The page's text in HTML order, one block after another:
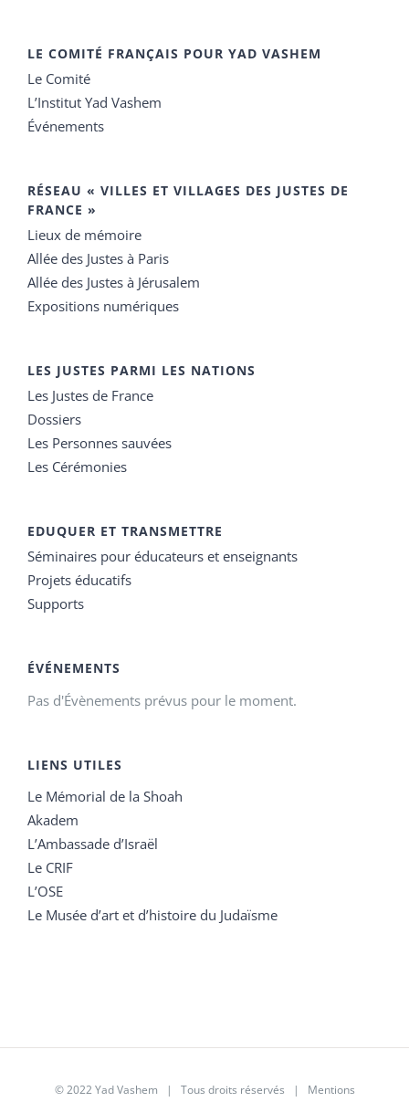
LE COMITÉ FRANÇAIS POUR YAD VASHEM
Le Comité
L’Institut Yad Vashem
Événements
RÉSEAU « VILLES ET VILLAGES DES JUSTES DE
FRANCE »
Lieux de mémoire
Allée des Justes à Paris
Allée des Justes à Jérusalem
Expositions numériques
LES JUSTES PARMI LES NATIONS
Les Justes de France
Dossiers
Les Personnes sauvées
Les Cérémonies
EDUQUER ET TRANSMETTRE
Séminaires pour éducateurs et enseignants
Projets éducatifs
Supports
ÉVÉNEMENTS
Pas d'Évènements prévus pour le moment.
LIENS UTILES
Le Mémorial de la Shoah
Akadem
L’Ambassade d’Israël
Le CRIF
L’OSE
Le Musée d’art et d’histoire du Judaïsme
© 2022 Yad Vashem | Tous droits réservés | Mentions